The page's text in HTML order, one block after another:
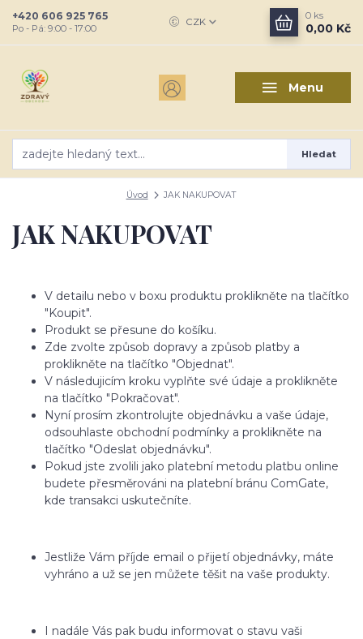
Menu
CZK
Hledat
+420 606 925 765
Po - Pá: 9:00 - 17:00
0 ks
0,00 Kč
Úvod JAK NAKUPOVAT
JAK NAKUPOVAT
V detailu nebo v boxu produktu proklikněte na tlačítko
"Koupit".
Produkt se přesune do košíku.
Zde zvolte způsob dopravy a způsob platby a
proklikněte na tlačítko "Objednat".
V následujicím kroku vyplňte své údaje a proklikněte
na tlačítko "Pokračovat".
Nyní prosím zkontrolujte objednávku a vaše údaje,
odsouhlaste obchodní podmínky a proklikněte na
tlačítko "Odeslat objednávku".
Pokud jste zvolili jako platební metodu platbu online
budete přesměrováni na platební bránu ComGate,
kde transakci uskutečníte.
Jestliže Vám příjde email o přijetí objednávky, máte
vyhráno a už se jen můžete těšit na vaše produkty.
I nadále Vás pak budu informovat o stavu vaši